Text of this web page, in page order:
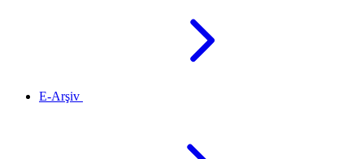
E-Arşiv